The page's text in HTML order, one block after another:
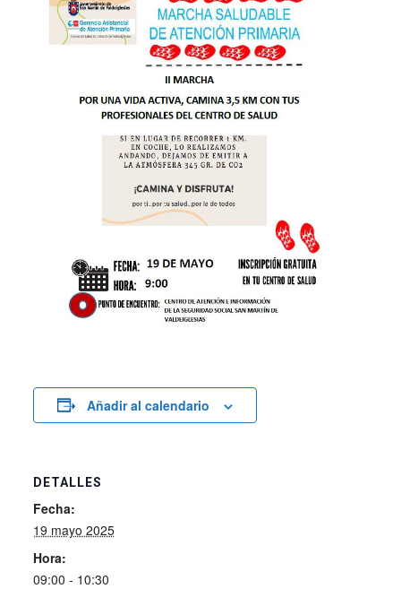
Añadir al calendario
DETALLES
Fecha:
19 mayo 2025
Hora:
09:00 - 10:30